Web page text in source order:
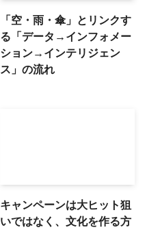
「空・雨・傘」とリンクす
る「データ→インフォメー
ション→インテリジェン
ス」の流れ
キャンペーンは大ヒット狙
いではなく、文化を作る方